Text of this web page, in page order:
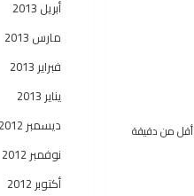
أقل من دقيقة
أبريل 2013
مارس 2013
فبراير 2013
يناير 2013
ديسمبر 2012
نوفمبر 2012
أكتوبر 2012